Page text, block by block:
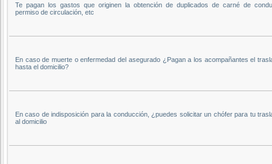
Te pagan los gastos que originen la obtención de duplicados de carné de
permiso de circulación, etc
En caso de muerte o enfermedad del asegurado ¿Pagan a los acompañantes el
hasta el domicilio?
En caso de indisposición para la conducción, ¿puedes solicitar un chófer para tu
al domicilio